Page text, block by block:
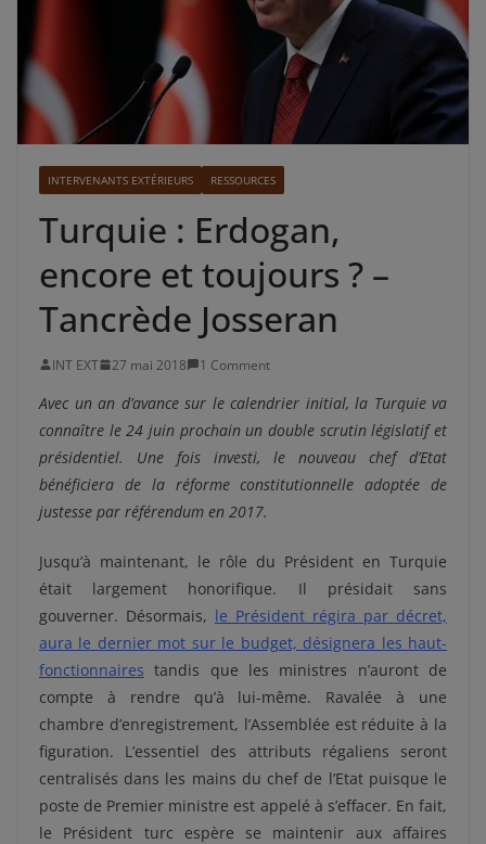
INTERVENANTS EXTÉRIEURS RESSOURCES
Turquie : Erdogan,
encore et toujours ? –
Tancrède Josseran
INT EXT 27 mai 2018 1 Comment
Avec un an d’avance sur le calendrier initial, la Turquie va
connaître le 24 juin prochain un double scrutin législatif et
présidentiel. Une fois investi, le nouveau chef d’Etat
bénéficiera de la réforme constitutionnelle adoptée de
justesse par référendum en 2017.
Jusqu’à maintenant, le rôle du Président en Turquie
était largement honorifique. Il présidait sans
gouverner. Désormais, le Président régira par décret,
aura le dernier mot sur le budget, désignera les haut-
fonctionnaires tandis que les ministres n’auront de
compte à rendre qu’à lui-même. Ravalée à une
chambre d’enregistrement, l’Assemblée est réduite à la
figuration. L’essentiel des attributs régaliens seront
centralisés dans les mains du chef de l’Etat puisque le
poste de Premier ministre est appelé à s’effacer. En fait,
le Président turc espère se maintenir aux affaires